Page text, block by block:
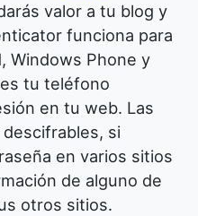
valor a tu blog y
funciona para
Windows Phone y
tu teléfono
en tu web. Las
si
en varios sitios
de alguno de
otros sitios.